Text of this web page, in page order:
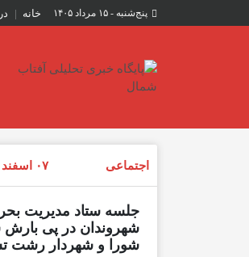
پنج‌شنبه - ۱۵ مرداد ۱۴۰۵ خانه
اجتماعی ۰۷ اسفند ۱۴۰۲ - ۲ سال پیش
جلسه ستاد مدیریت
شهروندان در پی
شورا و شهردار رشت